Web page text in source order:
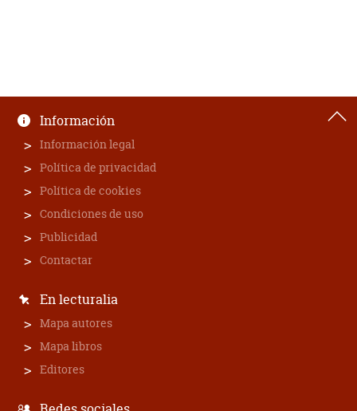
Información
Información legal
Política de privacidad
Política de cookies
Condiciones de uso
Publicidad
Contactar
En lecturalia
Mapa autores
Mapa libros
Editores